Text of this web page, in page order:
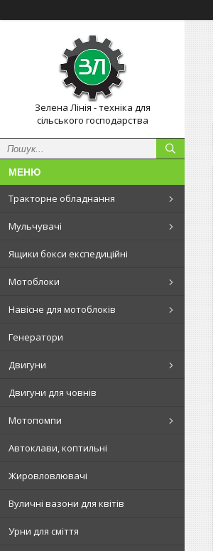
Зелена Лінія - техніка для
сільського господарства
Тракторне обладнання
Мульчувачі
Ящики бокси експедиційні
Мотоблоки
Навісне для мотоблоків
Генератори
Двигуни
Двигуни для човнів
Мотопомпи
Автоклави, коптильні
Жировловлювачі
Вуличні вазони для квітів
Урни для сміття